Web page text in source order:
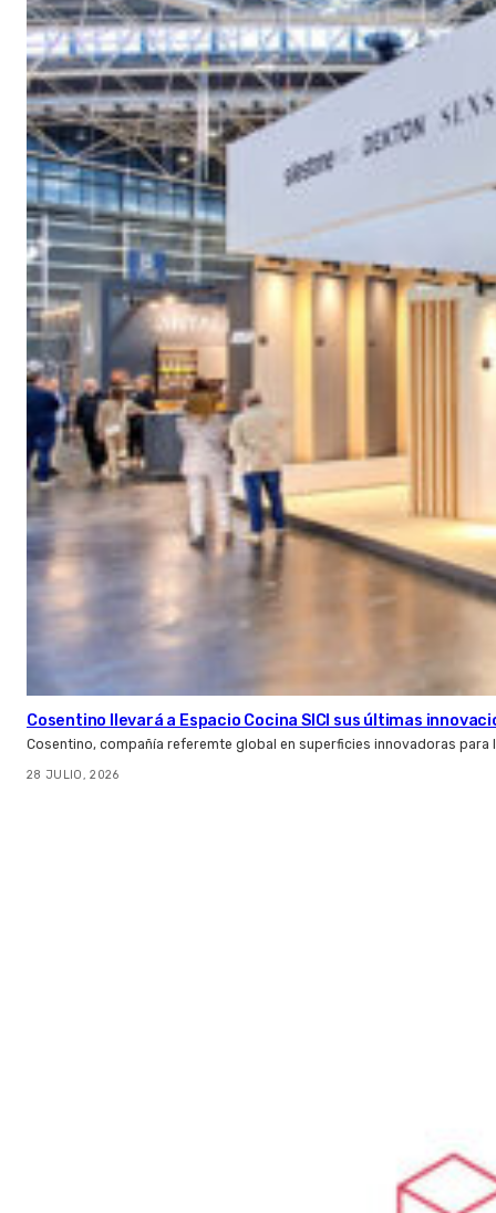
Cosentino llevará a Espacio Cocina SICI sus últimas
Cosentino, compañía referemte global en superficies innovadoras
28 JULIO, 2026